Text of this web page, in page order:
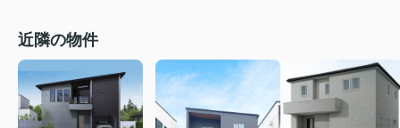
近隣の物件